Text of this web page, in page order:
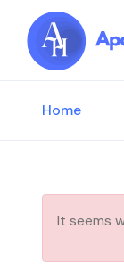
Home
It seems